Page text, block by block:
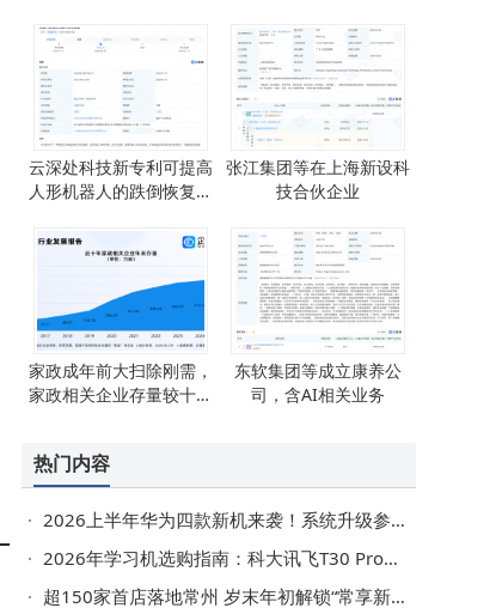
云深处科技新专利可提高
人形机器人的跌倒恢复能
张江集团等在上海新设科
技合伙企业
家政成年前大扫除刚需，
家政相关企业存量较十年
东软集团等成立康养公
司，含AI相关业务
热门内容
2026上半年华为四款新机来袭！系统升级参数亮眼，科技迷别错过
2026年学习机选购指南：科大讯飞T30 Pro与热门品牌全方位对比评测
超150家首店落地常州 岁末年初解锁“常享新”年味消费热潮